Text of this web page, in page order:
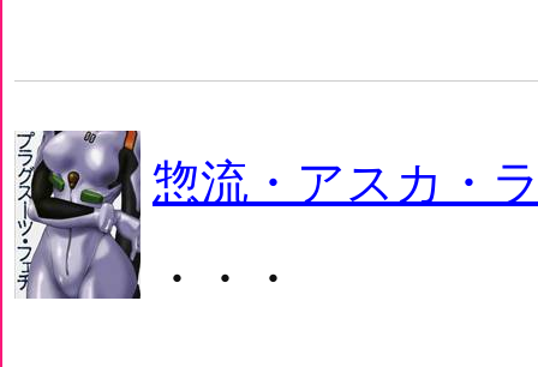
惣流・アスカ・
・・・